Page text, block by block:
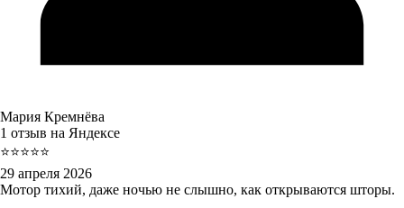
Мария Кремнёва
1 отзыв на Яндексе
⭐⭐⭐⭐⭐
29 апреля 2026
Мотор тихий, даже ночью не слышно, как открываются шторы.